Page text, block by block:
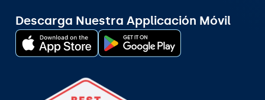
Descarga Nuestra Applicación Móvil